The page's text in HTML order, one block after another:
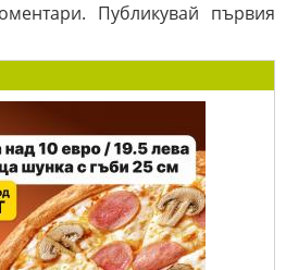
Публикувай първия